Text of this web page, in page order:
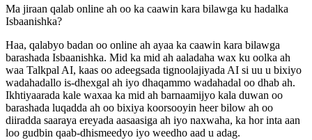
Ma jiraan qalab online ah oo ka caawin kara bilawga ku hadalka
Isbaanishka?
Haa, qalabyo badan oo online ah ayaa ka caawin kara bilawga
barashada Isbaanishka. Mid ka mid ah aaladaha wax ku oolka ah
waa Talkpal AI, kaas oo adeegsada tignoolajiyada AI si uu u bixiyo
wadahadallo is-dhexgal ah iyo dhaqammo wadahadal oo dhab ah.
Ikhtiyaarada kale waxaa ka mid ah barnaamijyo kala duwan oo
barashada luqadda ah oo bixiya koorsooyin heer bilow ah oo
diiradda saaraya ereyada aasaasiga ah iyo naxwaha, ka hor inta aan
loo gudbin qaab-dhismeedyo iyo weedho aad u adag.